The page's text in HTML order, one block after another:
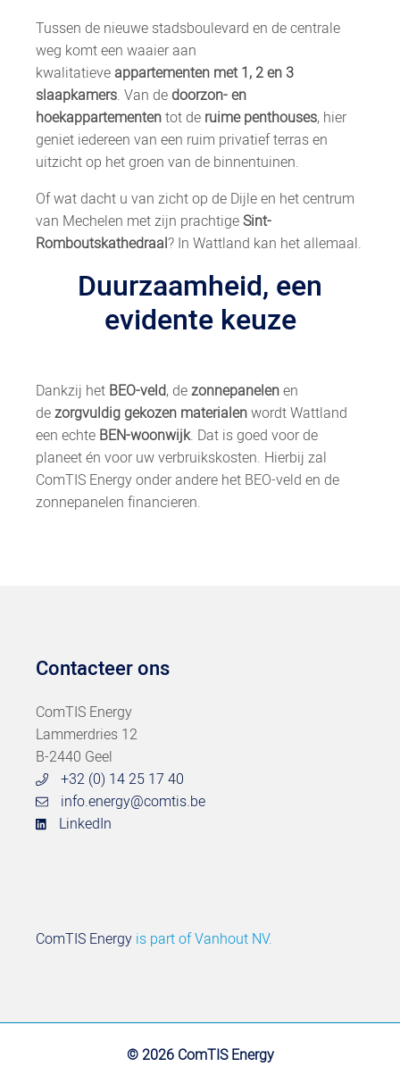
Tussen de nieuwe stadsboulevard en de centrale
weg komt een waaier aan
kwalitatieveappartementen met 1, 2 en 3
slaapkamers. Van de doorzon- en
hoekappartemententot de ruime penthouses, hier
geniet iedereen van een ruim privatief terras en
uitzicht op het groen van de binnentuinen.
Of wat dacht u van zicht op de Dijle en het centrum
van Mechelen met zijn prachtigeSint-
Romboutskathedraal? In Wattland kan het allemaal.
Duurzaamheid, een
evidente keuze
Dankzij het BEO-veld, dezonnepanelenen
dezorgvuldig gekozen materialenwordt Wattland
een echte BEN-woonwijk. Dat is goed voor de
planeet én voor uw verbruikskosten. Hierbij zal
ComTIS Energy onder andere het BEO-veld en de
zonnepanelen financieren.
Contacteer ons
ComTIS Energy
Lammerdries 12
B-2440 Geel
+32 (0) 14 25 17 40
info.energy@comtis.be
LinkedIn
ComTIS Energy is part ofVanhout NV.
© 2026 ComTIS Energy